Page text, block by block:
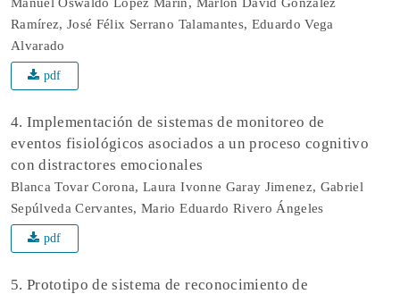
Ramírez, José Félix Serrano Talamantes, Eduardo Vega
Alvarado
pdf
4. Implementación de sistemas de monitoreo de
eventos fisiológicos asociados a un proceso cognitivo
con distractores emocionales
Blanca Tovar Corona, Laura Ivonne Garay Jimenez, Gabriel
Sepúlveda Cervantes, Mario Eduardo Rivero Ángeles
pdf
5. Prototipo de sistema de reconocimiento de